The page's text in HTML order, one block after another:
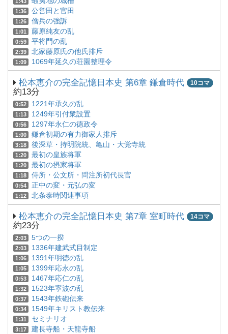
1:36 公営田と官田
1:26 僧兵の強訴
1:01 藤原純友の乱
0:59 平将門の乱
2:39 北家藤原氏の他氏排斥
1:09 1069年延久の荘園整理令
松本恵介の完全記憶日本史 第6章 鎌倉時代 10コマ
約13分
0:52 1221年承久の乱
1:13 1249年引付衆設置
0:56 1297年永仁の徳政令
1:00 鎌倉初期の有力御家人排斥
3:18 後深草・持明院統、亀山・大覚寺統
1:20 最初の皇族将軍
1:20 最初の摂家将軍
1:18 侍所・公文所・問注所初代長官
0:54 正中の変・元弘の変
1:12 北条泰時関連事項
松本恵介の完全記憶日本史 第7章 室町時代 14コマ
約23分
2:03 5つの一揆
2:03 1336年建武式目制定
1:06 1391年明徳の乱
1:05 1399年応永の乱
0:53 1467年応仁の乱
1:32 1523年寧波の乱
0:37 1543年鉄砲伝来
0:34 1549年キリスト教伝来
1:31 セミナリオ
3:17 建長寺船・天龍寺船